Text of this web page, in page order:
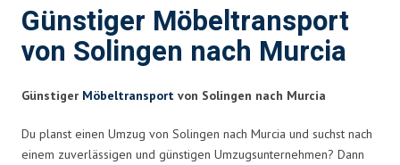
Günstiger Möbeltransport
von Solingen nach Murcia
Günstiger Möbeltransport von Solingen nach Murcia
Du planst einen Umzug von Solingen nach Murcia und suchst nach
einem zuverlässigen und günstigen Umzugsunternehmen? Dann